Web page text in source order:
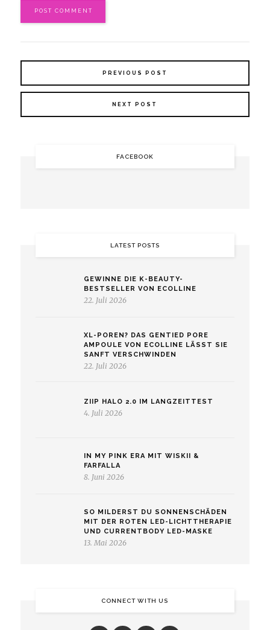
PREVIOUS POST
NEXT POST
FACEBOOK
LATEST POSTS
GEWINNE DIE K-BEAUTY-
BESTSELLER VON ECOLLINE
22. Juli 2026
XL-POREN? DAS GENTIED PORE
AMPOULE VON ECOLLINE LÄSST SIE
SANFT VERSCHWINDEN
22. Juli 2026
ZIIP HALO 2.0 IM LANGZEITTEST
4. Juli 2026
IN MY PINK ERA MIT WISKII &
FARFALLA
8. Juni 2026
SO MILDERST DU SONNENSCHÄDEN
MIT DER ROTEN LED-LICHTTHERAPIE
UND CURRENTBODY LED-MASKE
13. Mai 2026
CONNECT WITH US